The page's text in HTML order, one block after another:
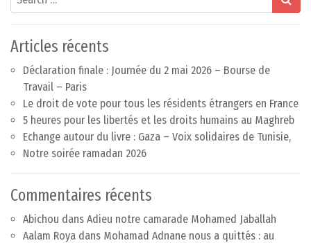
Articles récents
Déclaration finale : Journée du 2 mai 2026 – Bourse de
Travail – Paris
Le droit de vote pour tous les résidents étrangers en France
5 heures pour les libertés et les droits humains au Maghreb
Echange autour du livre : Gaza – Voix solidaires de Tunisie,
Notre soirée ramadan 2026
Commentaires récents
Abichou dans Adieu notre camarade Mohamed Jaballah
Aalam Roya dans Mohamad Adnane nous a quittés : au